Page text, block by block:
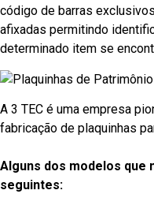
código de barras
afixadas permitindo
determinado item se
A 3 TEC é uma empresa
fabricação de plaquinhas
Alguns dos modelos que
seguintes: